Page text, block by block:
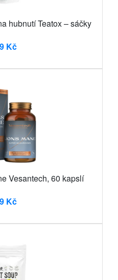
hubnutí Teatox – sáčky
Kč
Vesantech, 60 kapslí
Kč